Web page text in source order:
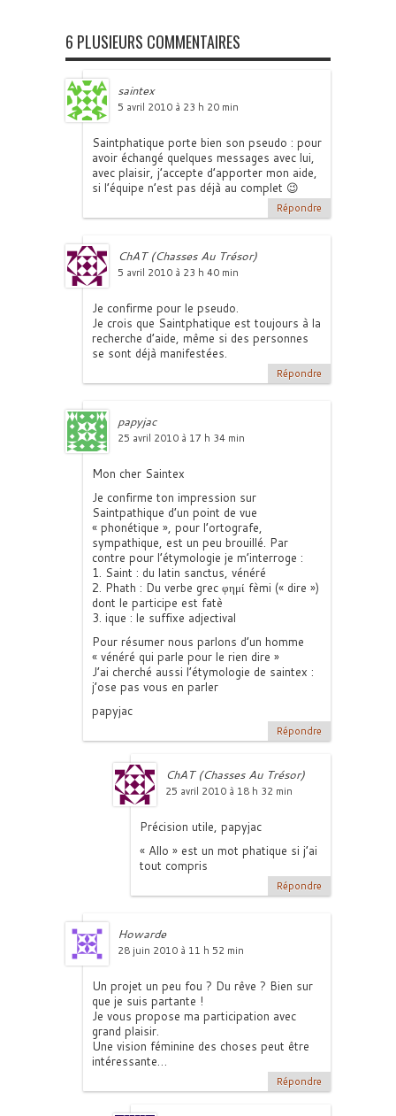
6 PLUSIEURS COMMENTAIRES
saintex
5 avril 2010 à 23 h 20 min
Saintphatique porte bien son pseudo : pour
avoir échangé quelques messages avec lui,
avec plaisir, j’accepte d’apporter mon aide,
si l’équipe n’est pas déjà au complet 😉
Répondre
ChAT (Chasses Au Trésor)
5 avril 2010 à 23 h 40 min
Je confirme pour le pseudo.
Je crois que Saintphatique est toujours à la
recherche d’aide, même si des personnes
se sont déjà manifestées.
Répondre
papyjac
25 avril 2010 à 17 h 34 min
Mon cher Saintex
Je confirme ton impression sur
Saintpathique d’un point de vue
« phonétique », pour l’ortografe,
sympathique, est un peu brouillé. Par
contre pour l’étymologie je m’interroge :
1. Saint : du latin sanctus, vénéré
2. Phath : Du verbe grec φημί fèmi (« dire »)
dont le participe est fatè
3. ique : le suffixe adjectival
Pour résumer nous parlons d’un homme
« vénéré qui parle pour le rien dire »
J’ai cherché aussi l’étymologie de saintex :
j’ose pas vous en parler
papyjac
Répondre
ChAT (Chasses Au Trésor)
25 avril 2010 à 18 h 32 min
Précision utile, papyjac
« Allo » est un mot phatique si j’ai
tout compris
Répondre
Howarde
28 juin 2010 à 11 h 52 min
Un projet un peu fou ? Du rêve ? Bien sur
que je suis partante !
Je vous propose ma participation avec
grand plaisir.
Une vision féminine des choses peut être
intéressante…
Répondre